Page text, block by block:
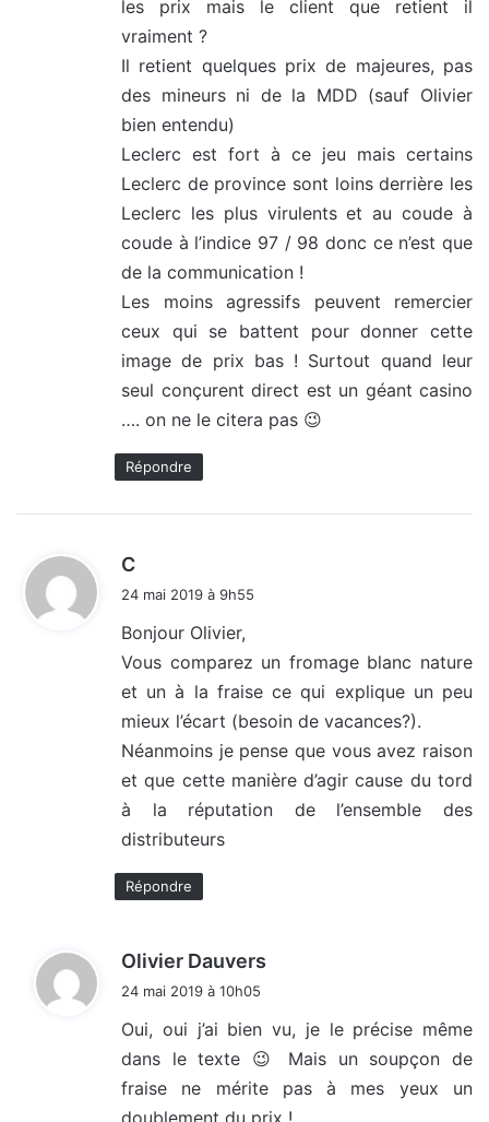
les prix mais le client que retient il
vraiment ?
Il retient quelques prix de majeures, pas
des mineurs ni de la MDD (sauf Olivier
bien entendu)
Leclerc est fort à ce jeu mais certains
Leclerc de province sont loins derrière les
Leclerc les plus virulents et au coude à
coude à l’indice 97 / 98 donc ce n’est que
de la communication !
Les moins agressifs peuvent remercier
ceux qui se battent pour donner cette
image de prix bas ! Surtout quand leur
seul conçurent direct est un géant casino
…. on ne le citera pas 😉
Répondre
C
i
:
24 mai 2019 à 9h55
Bonjour Olivier,
Vous comparez un fromage blanc nature
et un à la fraise ce qui explique un peu
mieux l’écart (besoin de vacances?).
Néanmoins je pense que vous avez raison
et que cette manière d’agir cause du tord
à la réputation de l’ensemble des
distributeurs
Répondre
Olivier Dauvers
:
24 mai 2019 à 10h05
Oui, oui j’ai bien vu, je le précise même
dans le texte 😉 Mais un soupçon de
fraise ne mérite pas à mes yeux un